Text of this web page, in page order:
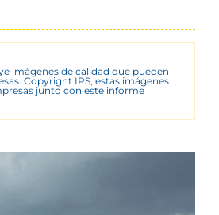
imágenes de calidad que pueden
Copyright IPS, estas imágenes
junto con este informe